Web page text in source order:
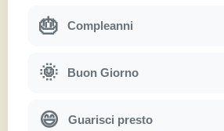
🎂 Compleanni
🌞 Buon Giorno
😄 Guarisci presto